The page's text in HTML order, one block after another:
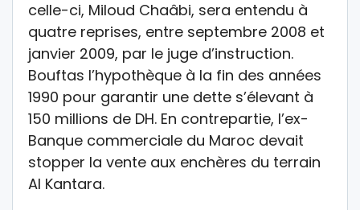
celle-ci, Miloud Chaâbi, sera entendu à
quatre reprises, entre septembre 2008 et
janvier 2009, par le juge d’instruction.
Bouftas l’hypothèque à la fin des années
1990 pour garantir une dette s’élevant à
150 millions de DH. En contrepartie, l’ex-
Banque commerciale du Maroc devait
stopper la vente aux enchères du terrain
Al Kantara.